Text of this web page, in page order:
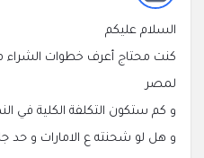
السلام عليكم
لمصر
و كم ستكون التكلفة الكلية في
و هل لو شحنته ع الامارات و حد